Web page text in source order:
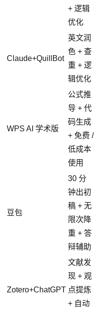
+ 逻辑
优化
Claude+QuillBot
英文润
色 + 查
重 + 逻
辑优化
WPS AI 学术版
公式推
导 + 代
码生成
+ 免费 /
低成本
使用
豆包
30 分
钟出初
稿 + 无
限次降
重 + 答
辩辅助
Zotero+ChatGPT
文献发
现 + 观
点提炼
+ 自动